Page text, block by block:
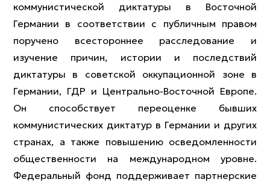
коммунистической диктатуры в Восточной
Германии в соответствии с публичным правом
поручено всестороннее расследование и
изучение причин, истории и последствий
диктатуры в советской оккупационной зоне в
Германии, ГДР и Центрально-Восточной Европе.
Он способствует переоценке бывших
коммунистических диктатур в Германии и других
странах, а также повышению осведомленности
общественности на международном уровне.
Федеральный фонд поддерживает партнерские